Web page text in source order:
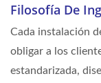
Filosofía De
Cada instalación
obligar a los
estandarizada,